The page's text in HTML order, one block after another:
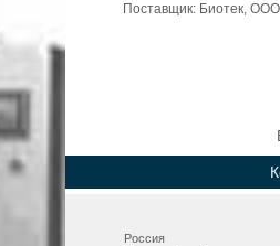
Поставщик: Биотек, ООО
Россия